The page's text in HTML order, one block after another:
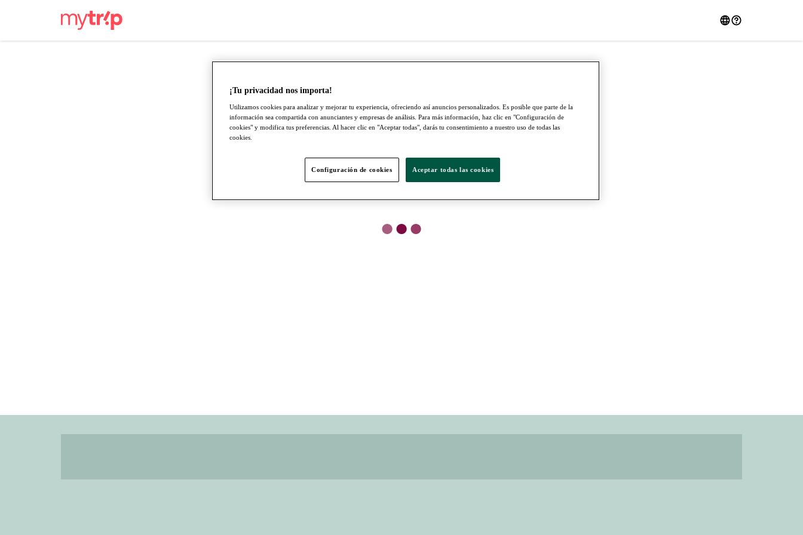
●●●
¡Tu privacidad nos importa!
Utilizamos cookies para analizar y mejorar tu experiencia, ofreciendo así anuncios personalizados. Es posible que parte de la
información sea compartida con anunciantes y empresas de análisis. Para más información, haz clic en "Configuración de
cookies" y modifica tus preferencias. Al hacer clic en "Aceptar todas", darás tu consentimiento a nuestro uso de todas las
cookies.
Configuración de cookies Aceptar todas las cookies